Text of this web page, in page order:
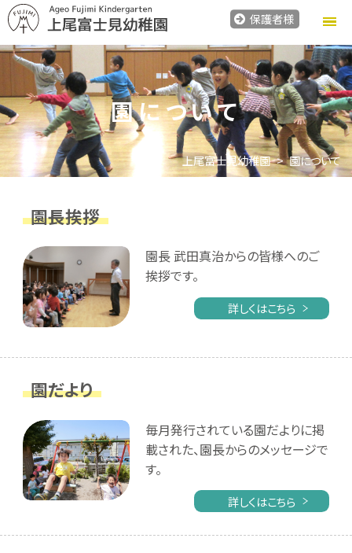
保護者様
園について
上尾富士見幼稚園 園について
園長挨拶
園長 武田真治からの皆様へのご
挨拶です。
詳しくはこちら
園だより
毎月発行されている園だよりに掲
載された、園長からのメッセージで
す。
詳しくはこちら